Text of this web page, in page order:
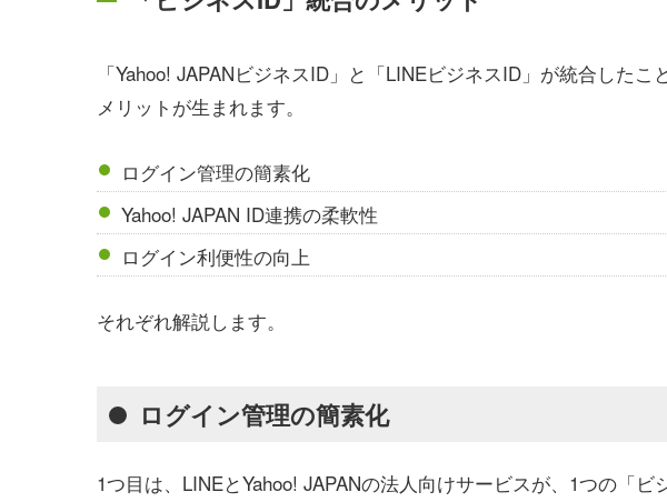
「Yahoo! JAPANビジネスID」と「LINEビジネスID」が統合した
メリットが生まれます。
ログイン管理の簡素化
Yahoo! JAPAN ID連携の柔軟性
ログイン利便性の向上
それぞれ解説します。
ログイン管理の簡素化
1つ目は、LINEとYahoo! JAPANの法人向けサービスが、1つの「ビ